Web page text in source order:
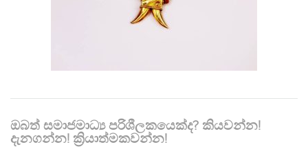
ඔබත් සමාජමාධ්‍ය පරිශීලකයෙක්ද? කියවන්න!
දැනගන්න! ක්‍රියාත්මකවන්න!